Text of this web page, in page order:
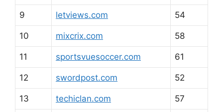
9 letviews.com 54
10 mixcrix.com 58
11 sportsvuesoccer.com 61
12 swordpost.com 52
13 techiclan.com 57